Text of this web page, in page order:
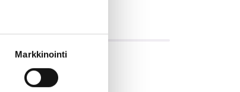
Markkinointi